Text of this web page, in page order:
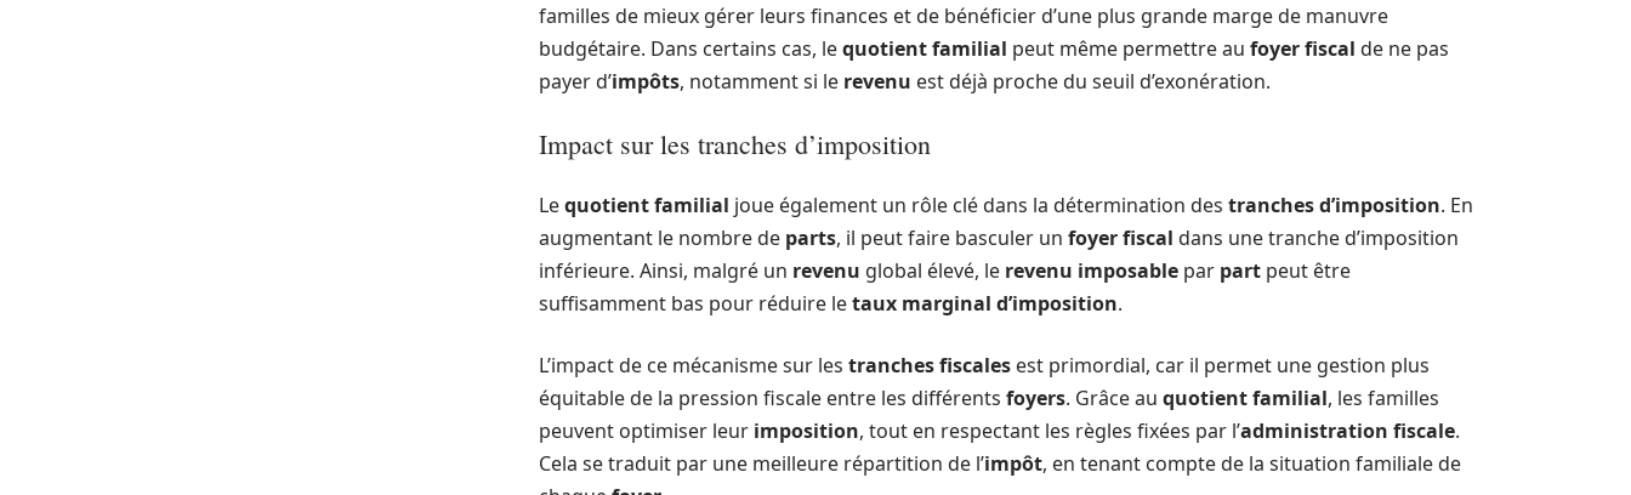
familles de mieux gérer leurs finances et de bénéficier d’une plus grande marge de manuvre
budgétaire. Dans certains cas, lequotient familial peut même permettre au foyer fiscal de ne pas
payer d’impôts, notamment si le revenu est déjà proche du seuil d’exonération.
Impact sur les tranches d’imposition
Lequotient familial joue également un rôle clé dans la détermination des tranches d’imposition. En
augmentant le nombre de parts, il peut faire basculer un foyer fiscal dans une tranche d’imposition
inférieure. Ainsi, malgré un revenu global élevé, le revenu imposable par part peut être
suffisamment bas pour réduire letaux marginal d’imposition.
L’impact de ce mécanisme sur les tranches fiscales est primordial, car il permet une gestion plus
équitable de la pression fiscale entre les différents foyers. Grâce au quotient familial, les familles
peuvent optimiser leur imposition, tout en respectant les règles fixées par l’administration fiscale.
Cela se traduit par une meilleure répartition de l’impôt, en tenant compte de la situation familiale de